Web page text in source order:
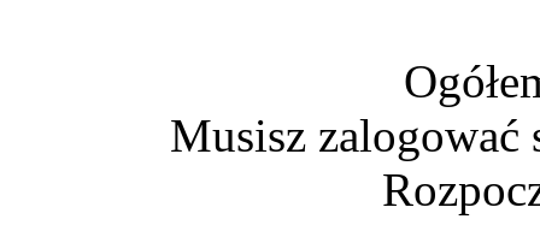
Musisz zalogować